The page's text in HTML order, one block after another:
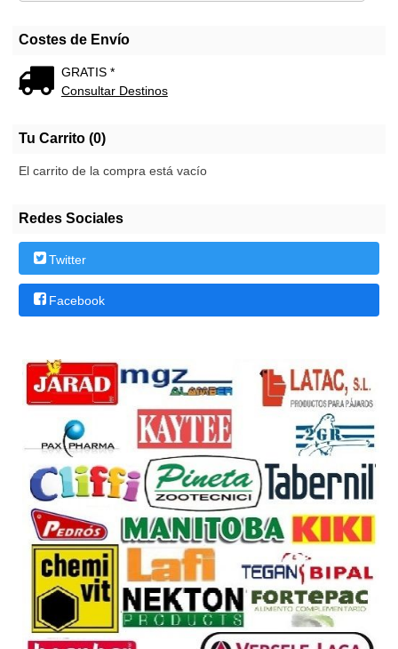
Costes de Envío
GRATIS *
Consultar Destinos
Tu Carrito (0)
El carrito de la compra está vacío
Redes Sociales
Twitter
Facebook